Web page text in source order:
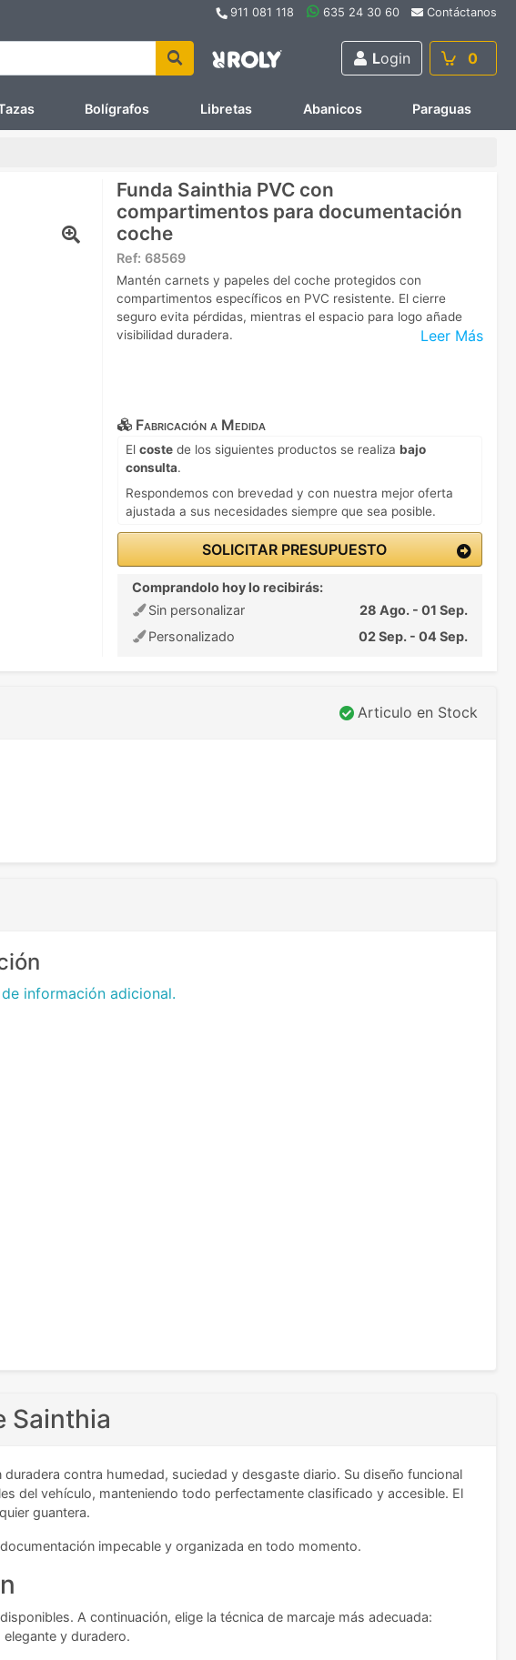
911 081 118 635 24 30 60 Contáctanos
Login 0
Bolígrafos Libretas Abanicos Paraguas
Funda Sainthia PVC con
compartimentos para documentación
coche
Ref: 68569
Leer Más
Mantén carnets y papeles del coche protegidos con
compartimentos específicos en PVC resistente. El cierre
seguro evita pérdidas, mientras el espacio para logo añade
visibilidad duradera.
Fabricación a Medida
El coste de los siguientes productos se realiza bajo
consulta.
Respondemos con brevedad y con nuestra mejor oferta
ajustada a sus necesidades siempre que sea posible.
SOLICITAR PRESUPUESTO
Comprandolo hoy lo recibirás:
Sin personalizar
28 Ago. - 01 Sep.
Personalizado
02 Sep. - 04 Sep.
Articulo en Stock
información adicional.
Sainthia
contra humedad, suciedad y desgaste diario. Su diseño funcional
del vehículo, manteniendo todo perfectamente clasificado y accesible. El
guantera.
impecable y organizada en todo momento.
A continuación, elige la técnica de marcaje más adecuada:
y duradero.